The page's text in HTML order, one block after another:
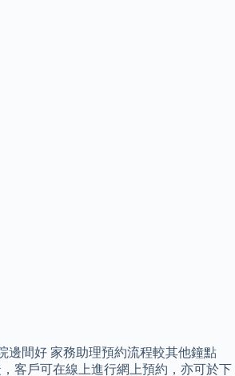
邊間好 家務助理預約流程較其他鐘點
客戶可在線上進行網上預約，亦可於下